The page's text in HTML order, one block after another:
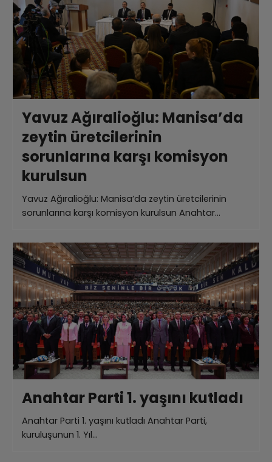
Yavuz Ağıralioğlu: Manisa’da
zeytin üretcilerinin
sorunlarına karşı komisyon
kurulsun
Yavuz Ağıralioğlu: Manisa’da zeytin üretcilerinin
sorunlarına karşı komisyon kurulsun Anahtar…
Anahtar Parti 1. yaşını kutladı
Anahtar Parti 1. yaşını kutladı Anahtar Parti,
kuruluşunun 1. Yıl…